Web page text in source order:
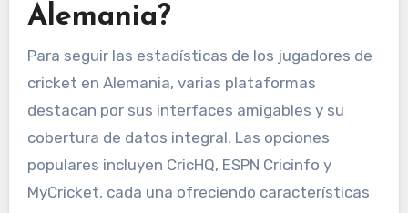
Alemania?
Para seguir las estadísticas de los jugadores de
cricket en Alemania, varias plataformas
destacan por sus interfaces amigables y su
cobertura de datos integral. Las opciones
populares incluyen CricHQ, ESPN Cricinfo y
MyCricket, cada una ofreciendo características